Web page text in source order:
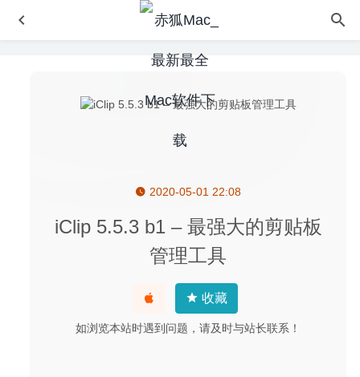
2020-05-01 22:08
iClip 5.5.3 b1 – 最强大的剪贴板
管理工具
收藏
如浏览本站时遇到问题，请及时与站长联系！
iRingg 1.0.44 – 优秀的iPhone铃声制作工具
Smooze 1.9.6 – 非Apple鼠标平滑滚动和鼠标增强功能
1Password 7.4.3 for Mac中文版-功能强大的密码管理工具
Clipsy 2.2 – 剪切板管理软件 2025-07-01
Default Folder X 6.2.8 – 实用的菜单栏增强工具 2026-05-